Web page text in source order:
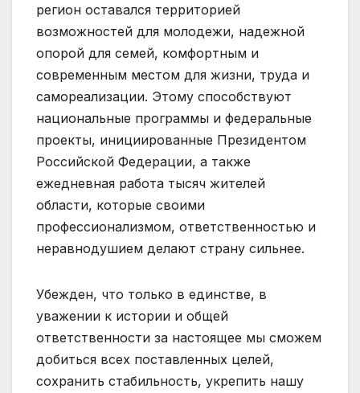
регион оставался территорией
возможностей для молодежи, надежной
опорой для семей, комфортным и
современным местом для жизни, труда и
самореализации. Этому способствуют
национальные программы и федеральные
проекты, инициированные Президентом
Российской Федерации, а также
ежедневная работа тысяч жителей
области, которые своими
профессионализмом, ответственностью и
неравнодушием делают страну сильнее.
Убежден, что только в единстве, в
уважении к истории и общей
ответственности за настоящее мы сможем
добиться всех поставленных целей,
сохранить стабильность, укрепить нашу